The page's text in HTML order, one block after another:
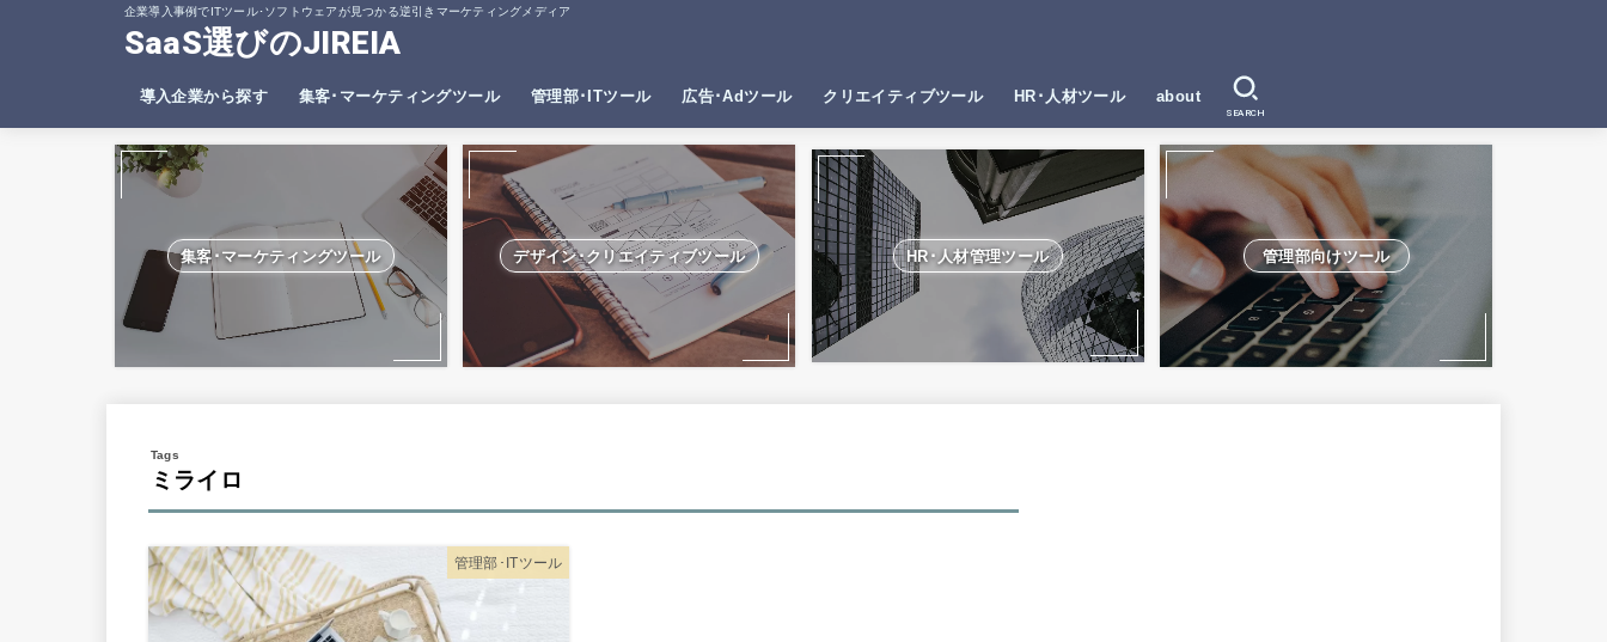
企業導入事例でITツール･ソフトウェアが見つかる逆引きマーケティングメディア
SaaS選びのJIREIA
導入企業から探す 集客･マーケティングツール
SEO分析ツール
ヒートマップツール
管理部･ITツール 広告･Adツール クリエイティブツール HR･人材ツール about
SEARCH
集客･マーケティングツール デザイン･クリエイティブツール HR･人材管理ツール 管理部向けツール
ミライロ
管理部･ITツール